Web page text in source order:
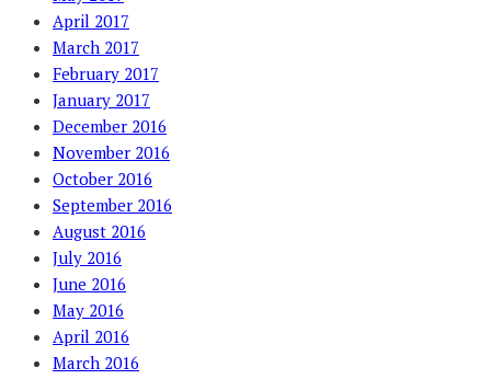
April 2017
March 2017
February 2017
January 2017
December 2016
November 2016
October 2016
September 2016
August 2016
July 2016
June 2016
May 2016
April 2016
March 2016